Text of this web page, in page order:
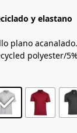
y elastano
plano
polyester/